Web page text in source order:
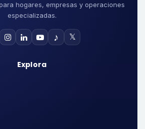
hogares, empresas y operaciones
especializadas.
♪ 𝕏
Explora